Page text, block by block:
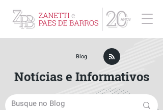
Blog
Notícias e Informativos